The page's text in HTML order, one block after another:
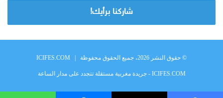
شاركنا برأيك!
© حقوق النشر 2026، جميع الحقوق محفوظة | ICIFES.COM
ICIFES.COM - جريدة مغربية مستقلة تتجدد على مدار الساعة